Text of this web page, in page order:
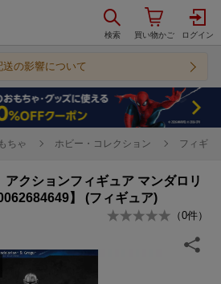
の影響について
ちゃ ホビー・コレクション フィギュ
アクションフィギュア マンダロリ
】 (フィギュア)
（0件）